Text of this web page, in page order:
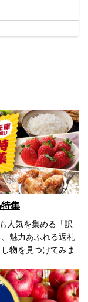
集
人気を集める「訳
魅力あふれる返礼
物を見つけてみま